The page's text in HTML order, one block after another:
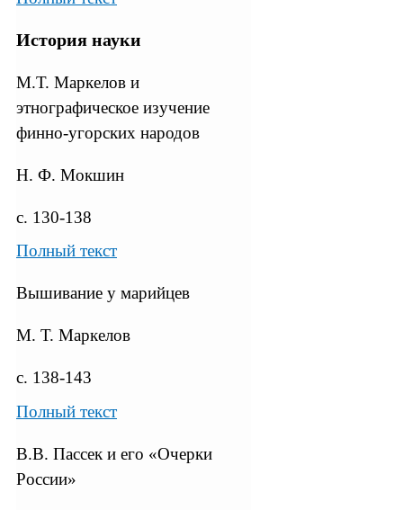
История науки
М.Т. Маркелов и
этнографическое изучение
финно-угорских народов
Н. Ф. Мокшин
с. 130-138
Полный текст
Вышивание у марийцев
М. Т. Маркелов
с. 138-143
Полный текст
В.В. Пассек и его «Очерки
России»